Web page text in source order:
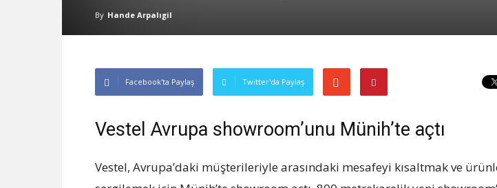
By Hande Arpalıgil
Facebook'ta Paylaş Twitter'da Paylaş
Vestel Avrupa showroom’unu Münih’te açtı
Vestel, Avrupa’daki müşterileriyle arasındaki mesafeyi kısaltmak ve